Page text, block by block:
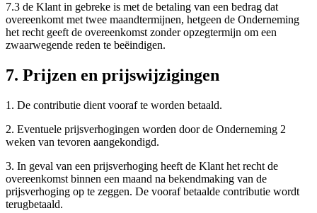
7.3 de Klant in gebreke is met de betaling van een bedrag dat
overeenkomt met twee maandtermijnen, hetgeen de Onderneming
het recht geeft de overeenkomst zonder opzegtermijn om een
zwaarwegende reden te beëindigen.
7. Prijzen en prijswijzigingen
1. De contributie dient vooraf te worden betaald.
2. Eventuele prijsverhogingen worden door de Onderneming 2
weken van tevoren aangekondigd.
3. In geval van een prijsverhoging heeft de Klant het recht de
overeenkomst binnen een maand na bekendmaking van de
prijsverhoging op te zeggen. De vooraf betaalde contributie wordt
terugbetaald.